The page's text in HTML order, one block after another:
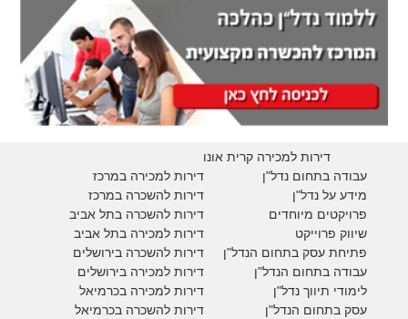
דירות למכירה קרית אונו
דירות למכירה במרכז
דירות להשכרה במרכז
דירות להשכרה בתל אביב
דירות למכירה בתל אביב
דירות להשכרה בירושלים
דירות למכירה בירושלים
דירות למכירה בכרמיאל
דירות להשכרה בכרמיאל
עבודה בתחום נדל"ן
מידע על נדל"ן
פרויקטים מיוחדים
שיווק פרוייקט
פתיחת עסק בתחום הנדל"ן
עבודה בתחום הנדל"ן
לימודי תיווך נדל"ן
עסק בתחום הנדל"ן